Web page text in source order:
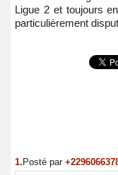
Ligue 2 et toujours
particulièrement
1.Posté par